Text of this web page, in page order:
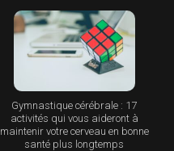
Gymnastique cérébrale : 17
activités qui vous aideront à
maintenir votre cerveau en bonne
santé plus longtemps